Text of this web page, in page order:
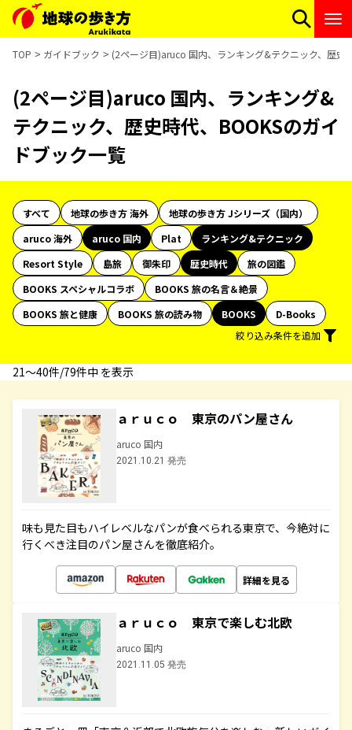
TOP ガイドブック (2ページ目)aruco 国内、ランキング&テクニック、歴史
(2ページ目)aruco 国内、ランキング&
テクニック、歴史時代、BOOKSのガイ
ドブック一覧
すべて 地球の歩き方 海外
地球の歩き方 Jシリーズ（国内）
aruco 海外
aruco 国内 Plat
ランキング&テクニック
Resort Style
島旅 御朱印 歴史時代
旅の図鑑
BOOKS スペシャルコラボ
BOOKS 旅の名言＆絶景
BOOKS 旅と健康
BOOKS 旅の読み物 BOOKS
D-Books
絞り込み条件を追加
21〜40件/79件中 を表示
ａｒｕｃｏ 東京のパン屋さん
aruco 国内
2021.10.21 発売
味も見た目もハイレベルなパンが食べられる東京で、今絶対に
行くべき注目のパン屋さんを徹底紹介。
詳細を見る
ａｒｕｃｏ 東京で楽しむ北欧
aruco 国内
2021.11.05 発売